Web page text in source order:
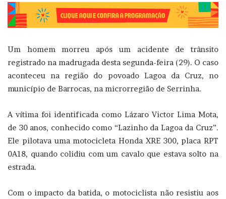
Um homem morreu após um acidente de trânsito
registrado na madrugada desta segunda-feira (29). O caso
aconteceu na região do povoado Lagoa da Cruz, no
município de Barrocas, na microrregião de Serrinha.
A vítima foi identificada como Lázaro Victor Lima Mota,
de 30 anos, conhecido como “Lazinho da Lagoa da Cruz”.
Ele pilotava uma motocicleta Honda XRE 300, placa RPT
0A18, quando colidiu com um cavalo que estava solto na
estrada.
Com o impacto da batida, o motociclista não resistiu aos